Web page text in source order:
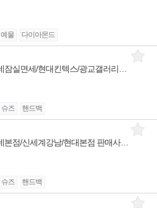
예물 다이아몬드
슈즈 핸드백
[프라다 코리아] 명품 PRADA 롯데본점/신세계강남/현대본점 판매사원 채용
슈즈 핸드백